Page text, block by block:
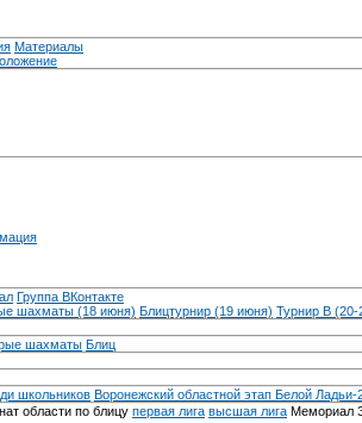
Материалы
Группа ВКонтакте
шахматы (18 июня) Блицтурнир (19 июня) Турнир B
шахматы Блиц
школьников Воронежский областной этап Белой Ладьи-
области по блицу первая лига высшая лига Мемориал